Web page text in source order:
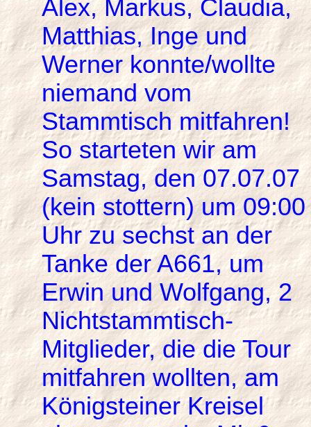
Alex, Markus, Claudia,
Matthias, Inge und
Werner konnte/wollte
niemand vom
Stammtisch mitfahren!
So starteten wir am
Samstag, den 07.07.07
(kein stottern) um 09:00
Uhr zu sechst an der
Tanke der A661, um
Erwin und Wolfgang, 2
Nichtstammtisch-
Mitglieder, die die Tour
mitfahren wollten, am
Königsteiner Kreisel